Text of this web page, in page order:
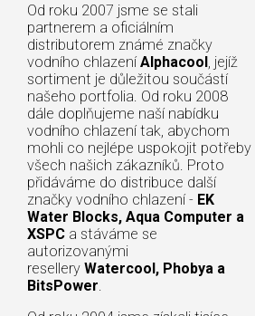
Od roku 2007 jsme se stali
partnerem a oficiálním
distributorem známé značky
vodního chlazení Alphacool, jejíž
sortiment je důležitou součástí
našeho portfolia. Od roku 2008
dále doplňujeme naší nabídku
vodního chlazení tak, abychom
mohli co nejlépe uspokojit potřeby
všech našich zákazníků. Proto
přidáváme do distribuce další
značky vodního chlazení - EK
Water Blocks, Aqua Computer a
XSPC a stáváme se
autorizovanými
resellery Watercool, Phobya a
BitsPower.